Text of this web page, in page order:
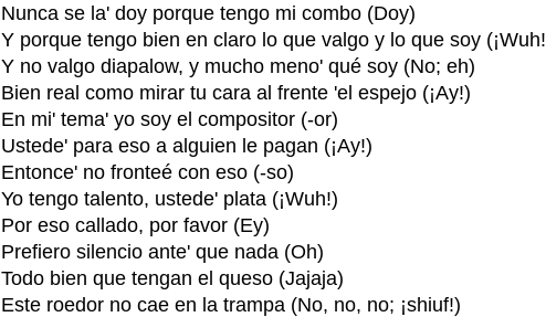
Nunca se la' doy porque tengo mi combo (Doy)
Y porque tengo bien en claro lo que valgo y lo que soy
Y no valgo diapalow, y mucho meno' qué soy (No; eh)
Bien real como mirar tu cara al frente 'el espejo (¡Ay!)
En mi' tema' yo soy el compositor (-or)
Ustede' para eso a alguien le pagan (¡Ay!)
Entonce' no fronteé con eso (-so)
Yo tengo talento, ustede' plata (¡Wuh!)
Por eso callado, por favor (Ey)
Prefiero silencio ante' que nada (Oh)
Todo bien que tengan el queso (Jajaja)
Este roedor no cae en la trampa (No, no, no; ¡shiuf!)